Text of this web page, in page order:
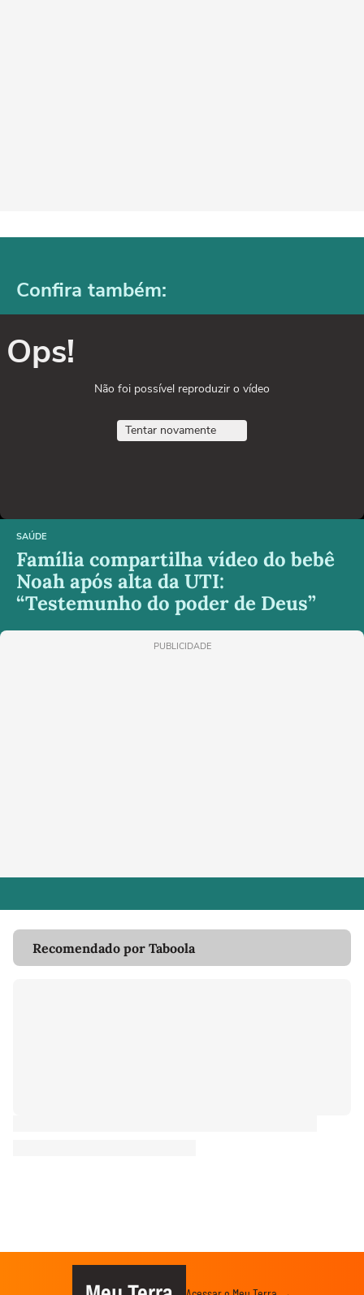
Confira também:
Ops!
Não foi possível reproduzir o vídeo
Tentar novamente
SAÚDE
Família compartilha vídeo do bebê
Noah após alta da UTI:
“Testemunho do poder de Deus”
PUBLICIDADE
Recomendado por Taboola